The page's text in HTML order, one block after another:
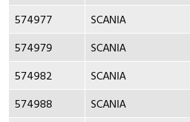
574977
SCANIA
574979
SCANIA
574982
SCANIA
574988
SCANIA